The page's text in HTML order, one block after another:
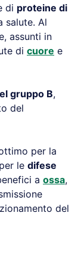
di proteine di
salute. Al
assunti in
di cuore e
gruppo B,
del
per la
le difese
a ossa,
del